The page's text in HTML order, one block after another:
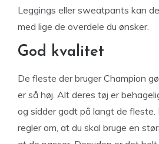
Leggings eller sweatpants kan
med lige de overdele du ønsker.
God kvalitet
De fleste der bruger Champion
er så høj. Alt deres tøj er
og sidder godt på langt de fleste.
regler om, at du skal bruge en